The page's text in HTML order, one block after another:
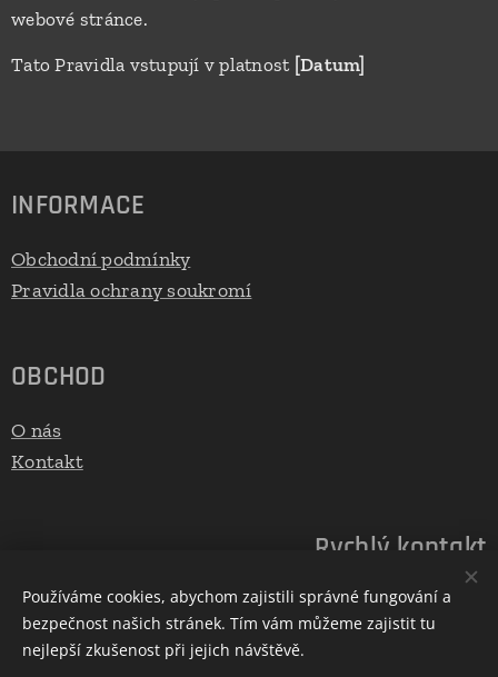
webové stránce.
Tato Pravidla vstupují v platnost [Datum]
INFORMACE
Obchodní podmínky
Pravidla ochrany soukromí
OBCHOD
O nás
Kontakt
Rychlý kontakt
E-mail: info@euds.cz
Telefon: 777122005
Používáme cookies, abychom zajistili správné fungování a
bezpečnost našich stránek. Tím vám můžeme zajistit tu
nejlepší zkušenost při jejich návštěvě.